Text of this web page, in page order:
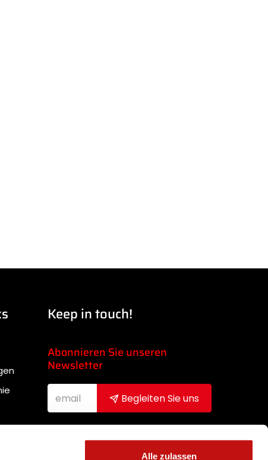
Alle zulassen
Keep in touch!
Abonnieren Sie unseren
Newsletter
Begleiten Sie uns
Datenschutzbestimmungen gelesen
habe, stimme ich dem Erhalt des